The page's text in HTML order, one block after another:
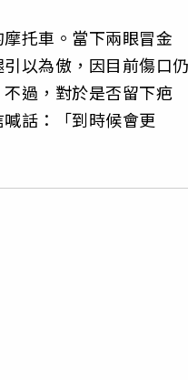
托車。當下兩眼冒金
以為傲，因目前傷口
過，對於是否留下疤
話：「到時候會更